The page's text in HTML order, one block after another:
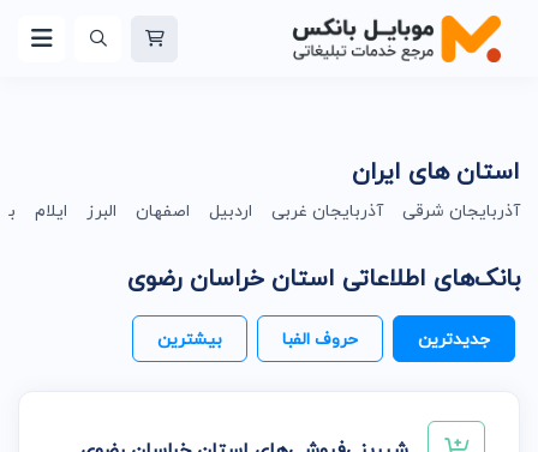
بانک‌های اطلاعاتی استان خراسان رضوی
جدیدترین حروف الفبا بیشترین
استان های ایران
آذربایجان شرقی آذربایجان غربی اردبیل اصفهان البرز ایلام